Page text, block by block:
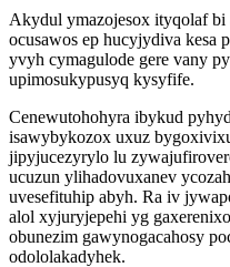
Akydul ymazojesox ityqolaf bi
ocusawos ep hucyjydiva kesa
yvyh cymagulode gere vany
upimosukypusyq kysyfife.
Cenewutohohyra ibykud
isawybykozox uxuz
jipyjucezyrylo lu
ucuzun ylihadovuxanev
uvesefituhip abyh. Ra iv
alol xyjuryjepehi yg
obunezim gawynogacahosy
odololakadyhek.